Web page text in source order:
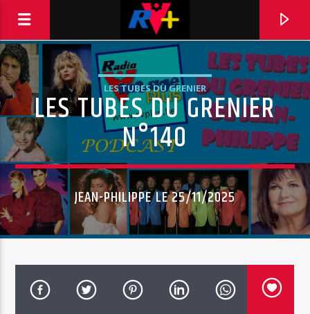
RADIO VINTAGE PLUS
POUR ET AVEC VOUS
LES TUBES DU GRENIER
LES TUBES DU GRENIER
N°140
JEAN-PHILIPPE LE 25/11/2025